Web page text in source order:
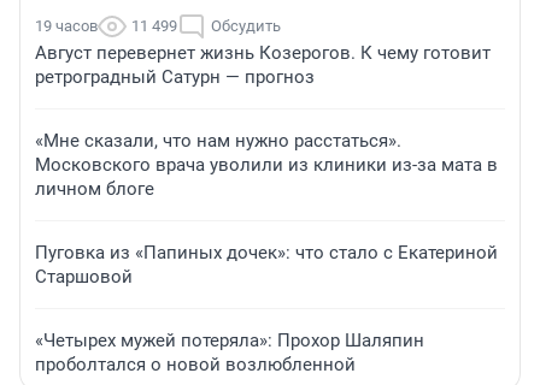
19 часов 11 499 Обсудить
Август перевернет жизнь Козерогов. К чему готовит
ретроградный Сатурн — прогноз
«Мне сказали, что нам нужно расстаться».
Московского врача уволили из клиники из-за мата в
личном блоге
Пуговка из «Папиных дочек»: что стало с Екатериной
Старшовой
«Четырех мужей потеряла»: Прохор Шаляпин
проболтался о новой возлюбленной